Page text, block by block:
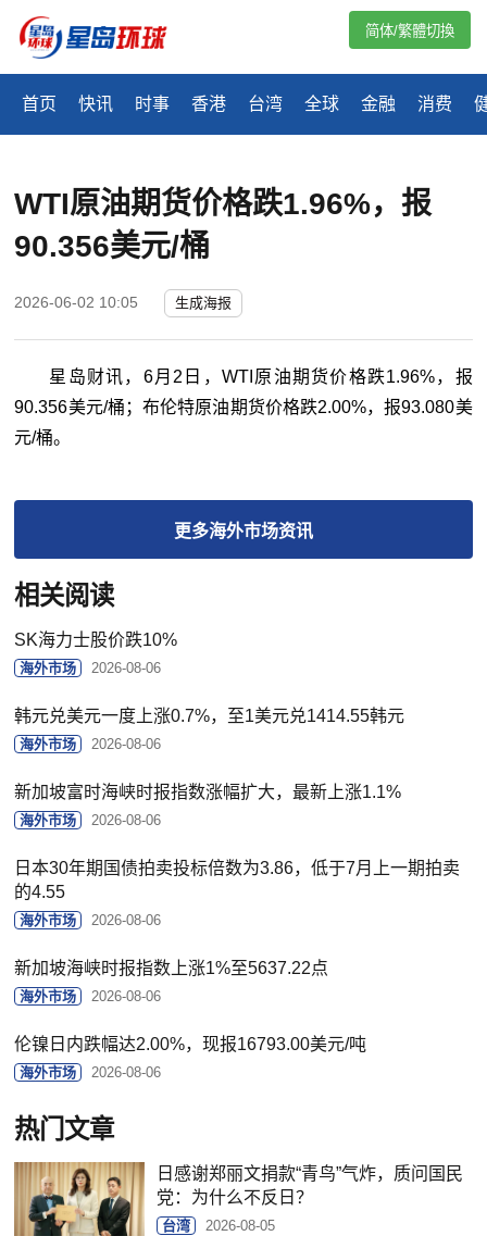
首页 快讯 时事 香港 台湾 全球 金融 消费
简体/繁體切換
WTI原油期货价格跌1.96%，报
90.356美元/桶
2026-06-02 10:05 生成海报
星岛财讯，6月2日，WTI原油期货价格跌1.96%，报
90.356美元/桶；布伦特原油期货价格跌2.00%，报93.080美
元/桶。
更多海外市场资讯
相关阅读
SK海力士股价跌10%
海外市场 2026-08-06
韩元兑美元一度上涨0.7%，至1美元兑1414.55韩元
海外市场 2026-08-06
新加坡富时海峡时报指数涨幅扩大，最新上涨1.1%
海外市场 2026-08-06
日本30年期国债拍卖投标倍数为3.86，低于7月上一期拍卖
的4.55
海外市场 2026-08-06
新加坡海峡时报指数上涨1%至5637.22点
海外市场 2026-08-06
伦镍日内跌幅达2.00%，现报16793.00美元/吨
海外市场 2026-08-06
热门文章
日感谢郑丽文捐款“青鸟”气炸，质问国民
党：为什么不反日？
台湾 2026-08-05